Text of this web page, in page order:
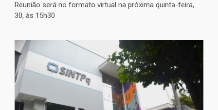
Reunião será no formato virtual na próxima quinta-feira,
30, às 15h30